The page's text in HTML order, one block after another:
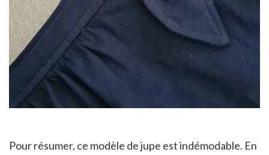
Pour résumer, ce modèle de jupe est indémodable. En